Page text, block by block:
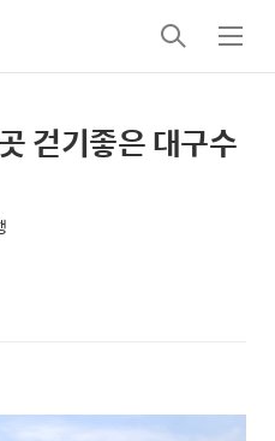
검
색
메
뉴
걷기좋은 대구수